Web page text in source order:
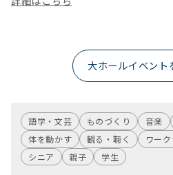
大ホールイベント
語学・文芸 ものづくり 音楽
体を動かす
観る・聴く ワー
シニア
親子 学生